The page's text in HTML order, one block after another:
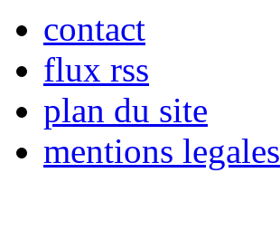
contact
flux rss
plan du site
mentions legales